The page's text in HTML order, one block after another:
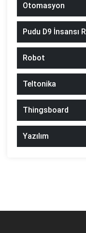
Otomasyon
Pudu D9 İnsansı
Robot
Teltonika
Thingsboard
Yazılım